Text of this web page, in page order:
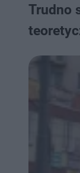
Trudno